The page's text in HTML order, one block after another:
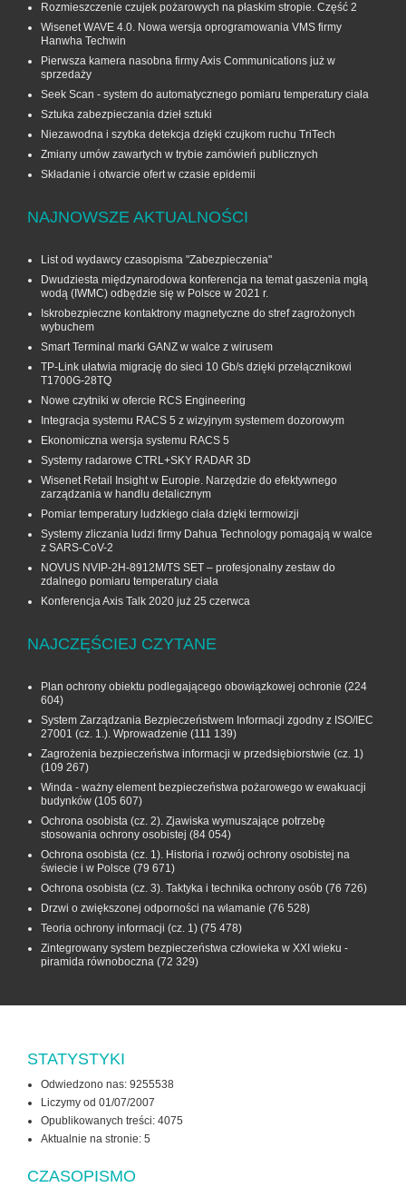
Rozmieszczenie czujek pożarowych na płaskim stropie. Część 2
Wisenet WAVE 4.0. Nowa wersja oprogramowania VMS firmy
Hanwha Techwin
Pierwsza kamera nasobna firmy Axis Communications już w
sprzedaży
Seek Scan - system do automatycznego pomiaru temperatury ciała
Sztuka zabezpieczania dzieł sztuki
Niezawodna i szybka detekcja dzięki czujkom ruchu TriTech
Zmiany umów zawartych w trybie zamówień publicznych
Składanie i otwarcie ofert w czasie epidemii
NAJNOWSZE AKTUALNOŚCI
List od wydawcy czasopisma "Zabezpieczenia"
Dwudziesta międzynarodowa konferencja na temat gaszenia mgłą
wodą (IWMC) odbędzie się w Polsce w 2021 r.
Iskrobezpieczne kontaktrony magnetyczne do stref zagrożonych
wybuchem
Smart Terminal marki GANZ w walce z wirusem
TP-Link ułatwia migrację do sieci 10 Gb/s dzięki przełącznikowi
T1700G‑28TQ
Nowe czytniki w ofercie RCS Engineering
Integracja systemu RACS 5 z wizyjnym systemem dozorowym
Ekonomiczna wersja systemu RACS 5
Systemy radarowe CTRL+SKY RADAR 3D
Wisenet Retail Insight w Europie. Narzędzie do efektywnego
zarządzania w handlu detalicznym
Pomiar temperatury ludzkiego ciała dzięki termowizji
Systemy zliczania ludzi firmy Dahua Technology pomagają w walce
z SARS-CoV-2
NOVUS NVIP-2H-8912M/TS SET – profesjonalny zestaw do
zdalnego pomiaru temperatury ciała
Konferencja Axis Talk 2020 już 25 czerwca
NAJCZĘŚCIEJ CZYTANE
Plan ochrony obiektu podlegającego obowiązkowej ochronie (224
604)
System Zarządzania Bezpieczeństwem Informacji zgodny z ISO/IEC
27001 (cz. 1.). Wprowadzenie (111 139)
Zagrożenia bezpieczeństwa informacji w przedsiębiorstwie (cz. 1)
(109 267)
Winda - ważny element bezpieczeństwa pożarowego w ewakuacji
budynków (105 607)
Ochrona osobista (cz. 2). Zjawiska wymuszające potrzebę
stosowania ochrony osobistej (84 054)
Ochrona osobista (cz. 1). Historia i rozwój ochrony osobistej na
świecie i w Polsce (79 671)
Ochrona osobista (cz. 3). Taktyka i technika ochrony osób (76 726)
Drzwi o zwiększonej odporności na włamanie (76 528)
Teoria ochrony informacji (cz. 1) (75 478)
Zintegrowany system bezpieczeństwa człowieka w XXI wieku -
piramida równoboczna (72 329)
STATYSTYKI
Odwiedzono nas: 9255538
Liczymy od 01/07/2007
Opublikowanych treści: 4075
Aktualnie na stronie: 5
CZASOPISMO